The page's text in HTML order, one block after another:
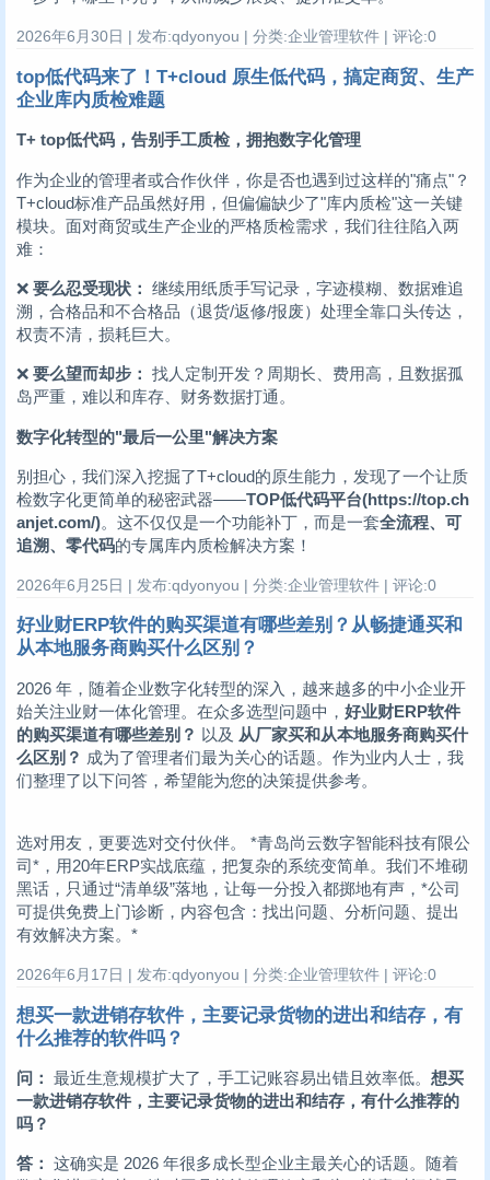
2026年6月30日 | 发布:qdyonyou | 分类:企业管理软件 | 评论:0
top低代码来了！T+cloud 原生低代码，搞定商贸、生产
企业库内质检难题
T+ top低代码，告别手工质检，拥抱数字化管理
作为企业的管理者或合作伙伴，你是否也遇到过这样的"痛点"？
T+cloud标准产品虽然好用，但偏偏缺少了"库内质检"这一关键
模块。面对商贸或生产企业的严格质检需求，我们往往陷入两
难：
❌ 要么忍受现状： 继续用纸质手写记录，字迹模糊、数据难追
溯，合格品和不合格品（退货/返修/报废）处理全靠口头传达，
权责不清，损耗巨大。
❌ 要么望而却步： 找人定制开发？周期长、费用高，且数据孤
岛严重，难以和库存、财务数据打通。
数字化转型的"最后一公里"解决方案
别担心，我们深入挖掘了T+cloud的原生能力，发现了一个让质
检数字化更简单的秘密武器——TOP低代码平台(https://top.ch
anjet.com/)。这不仅仅是一个功能补丁，而是一套全流程、可
追溯、零代码的专属库内质检解决方案！
2026年6月25日 | 发布:qdyonyou | 分类:企业管理软件 | 评论:0
好业财ERP软件的购买渠道有哪些差别？从畅捷通买和
从本地服务商购买什么区别？
2026 年，随着企业数字化转型的深入，越来越多的中小企业开
始关注业财一体化管理。在众多选型问题中， 好业财ERP软件
的购买渠道有哪些差别？ 以及 从厂家买和从本地服务商购买什
么区别？ 成为了管理者们最为关心的话题。作为业内人士，我
们整理了以下问答，希望能为您的决策提供参考。
选对用友，更要选对交付伙伴。 *青岛尚云数字智能科技有限公
司*，用20年ERP实战底蕴，把复杂的系统变简单。我们不堆砌
黑话，只通过“清单级”落地，让每一分投入都掷地有声，*公司
可提供免费上门诊断，内容包含：找出问题、分析问题、提出
有效解决方案。*
2026年6月17日 | 发布:qdyonyou | 分类:企业管理软件 | 评论:0
想买一款进销存软件，主要记录货物的进出和结存，有
什么推荐的软件吗？
问： 最近生意规模扩大了，手工记账容易出错且效率低。 想买
一款进销存软件，主要记录货物的进出和结存，有什么推荐的
吗？
答： 这确实是 2026 年很多成长型企业主最关心的话题。随着